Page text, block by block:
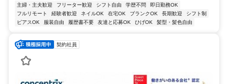
主婦・主夫歓迎 フリーター歓迎 シフト自由 学歴不問
即日勤務OK
フルリモート
経験者歓迎 ネイルOK 在宅OK ブランクOK 長期歓迎
シフト制
ピアスOK
服装自由 履歴書不要 友達と応募OK ひげOK 髪型・髪色自由
契約社員